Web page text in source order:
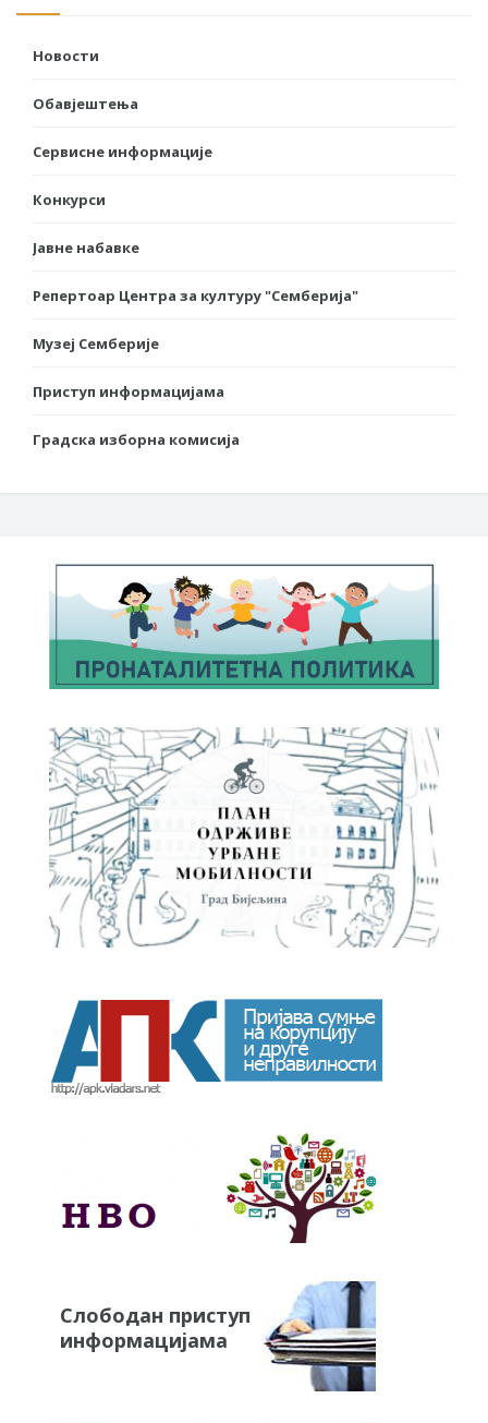
Новости
Обавјештења
Сервисне информације
Конкурси
Јавне набавке
Репертоар Центра за културу "Семберија"
Музеј Семберије
Приступ информацијама
Градска изборна комисија
Слободан приступ
информацијама